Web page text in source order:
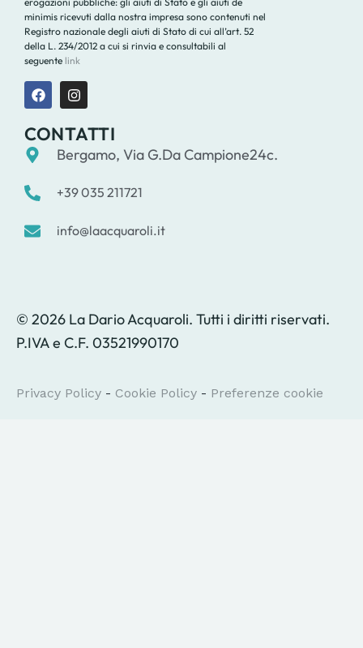
minimis ricevuti dalla nostra impresa sono contenuti nel
Registro nazionale degli aiuti di Stato di cui all’art. 52
della L. 234/2012 a cui si rinvia e consultabili al
seguente link
CONTATTI
Bergamo, Via G.Da Campione24c.
+39 035 211721
info@laacquaroli.it
© 2026 La Dario Acquaroli. Tutti i diritti riservati.
P.IVA e C.F. 03521990170
Privacy Policy - Cookie Policy - Preferenze cookie